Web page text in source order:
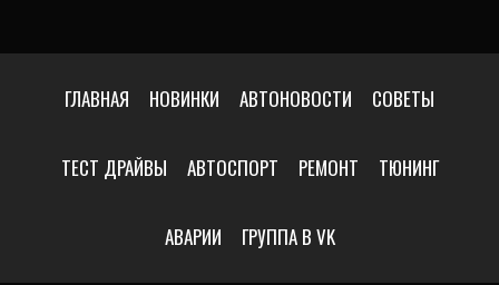
ГЛАВНАЯ НОВИНКИ АВТОНОВОСТИ СОВЕТЫ
ТЕСТ ДРАЙВЫ АВТОСПОРТ РЕМОНТ ТЮНИНГ
АВАРИИ ГРУППА В VK